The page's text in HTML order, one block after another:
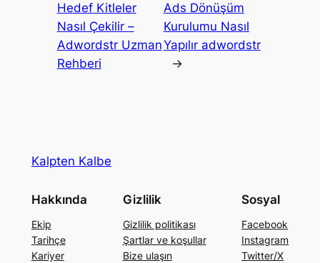
Hedef Kitleler
Nasıl Çekilir –
Adwordstr Uzman
Rehberi
Ads Dönüşüm
Kurulumu Nasıl
Yapılır adwordstr
→
Kalpten Kalbe
Hakkında
Ekip
Tarihçe
Kariyer
Gizlilik
Gizlilik politikası
Şartlar ve koşullar
Bize ulaşın
Sosyal
Facebook
Instagram
Twitter/X